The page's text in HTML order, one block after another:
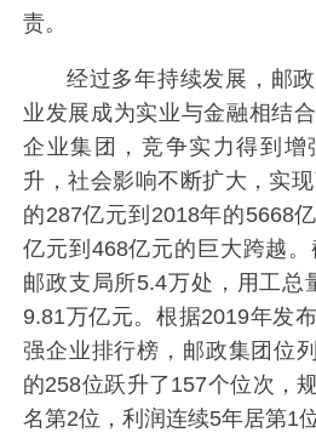
责。
经过多年持续发展，邮
业发展成为实业与金融相结
企业集团，竞争实力得到增
升，社会影响不断扩大，实
的287亿元到2018年的5668
亿元到468亿元的巨大跨越
邮政支局所5.4万处，用工总
9.81万亿元。根据2019年发
强企业排行榜，邮政集团位
的258位跃升了157个位次，
名第2位，利润连续5年居第1位